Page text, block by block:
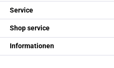
Service
Shop service
Informationen